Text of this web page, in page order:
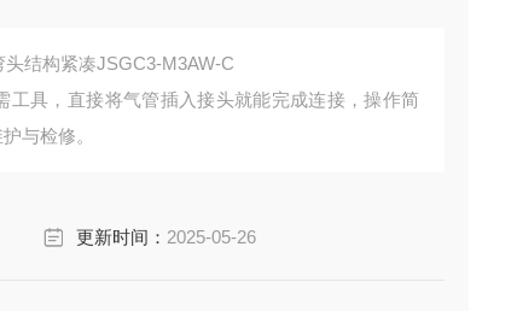
结构紧凑JSGC3-M3AW-C
具，直接将气管插入接头就能完成连接，操作简
与检修。
更新时间： 2025-05-26